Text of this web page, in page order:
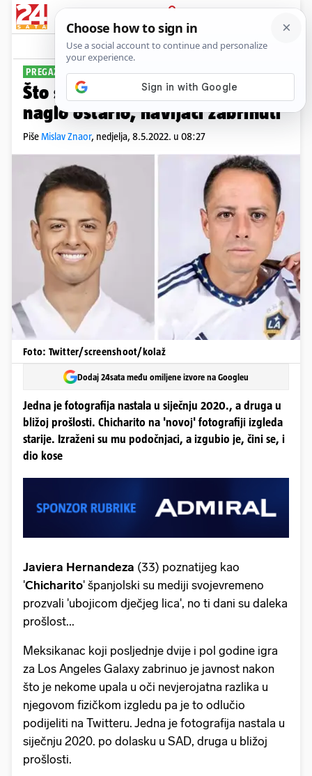
PRIJAVA
Sport Komentari
PREGAZILE GA GODINE ILI...
Što se tebi dogodilo? Chicharito
naglo ostario, navijači zabrinuti
PišeMislav Znaor, nedjelja, 8.5.2022. u 08:27
Foto: Twitter/screenshoot/kolaž
Dodaj 24sata među omiljene izvore na Googleu
Jedna je fotografija nastala u siječnju 2020., a druga u
bližoj prošlosti. Chicharito na 'novoj' fotografiji izgleda
starije. Izraženi su mu podočnjaci, a izgubio je, čini se, i
dio kose
Javiera Hernandeza (33) poznatijeg kao
'Chicharito' španjolski su mediji svojevremeno
prozvali 'ubojicom dječjeg lica', no ti dani su daleka
prošlost...
Meksikanac koji posljednje dvije i pol godine igra
za Los Angeles Galaxy zabrinuo je javnost nakon
što je nekome upala u oči nevjerojatna razlika u
njegovom fizičkom izgledu pa je to odlučio
podijeliti na Twitteru. Jedna je fotografija nastala u
siječnju 2020. po dolasku u SAD, druga u bližoj
prošlosti.